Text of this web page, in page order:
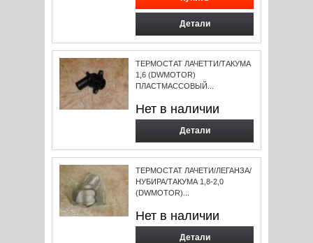
Детали
ТЕРМОСТАТ ЛАЧЕТТИ/ТАКУМА
1,6 (DWMOTOR)
ПЛАСТМАССОВЫЙ...
Нет в наличии
Детали
ТЕРМОСТАТ ЛАЧЕТИ/ЛЕГАНЗА/
НУБИРА/ТАКУМА 1,8-2,0
(DWMOTOR)...
Нет в наличии
Детали